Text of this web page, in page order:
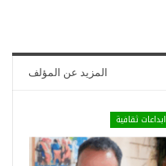
المزيد عن المؤلف
ابداعات ثقافية